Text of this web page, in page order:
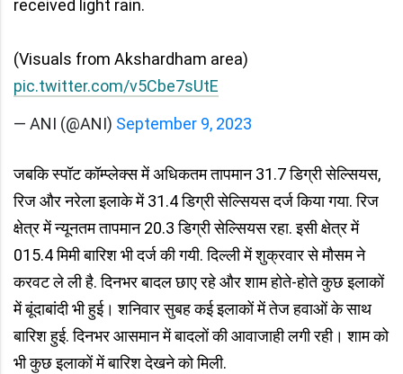
received light rain.
(Visuals from Akshardham area)
pic.twitter.com/v5Cbe7sUtE
— ANI (@ANI) September 9, 2023
जबकि स्पॉट कॉम्प्लेक्स में अधिकतम तापमान 31.7 डिग्री सेल्सियस,
रिज और नरेला इलाके में 31.4 डिग्री सेल्सियस दर्ज किया गया. रिज
क्षेत्र में न्यूनतम तापमान 20.3 डिग्री सेल्सियस रहा. इसी क्षेत्र में
015.4 मिमी बारिश भी दर्ज की गयी. दिल्ली में शुक्रवार से मौसम ने
करवट ले ली है. दिनभर बादल छाए रहे और शाम होते-होते कुछ इलाकों
में बूंदाबांदी भी हुई। शनिवार सुबह कई इलाकों में तेज हवाओं के साथ
बारिश हुई. दिनभर आसमान में बादलों की आवाजाही लगी रही। शाम को
भी कुछ इलाकों में बारिश देखने को मिली.